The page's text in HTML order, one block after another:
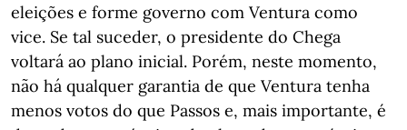
eleições e forme governo com Ventura como
vice. Se tal suceder, o presidente do Chega
voltará ao plano inicial. Porém, neste momento,
não há qualquer garantia de que Ventura tenha
menos votos do que Passos e, mais importante, é